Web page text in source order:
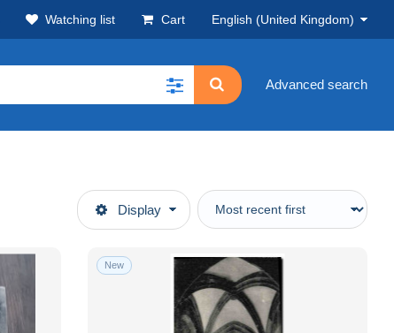
Watching list Cart English (United Kingdom)
Advanced search
Display
New